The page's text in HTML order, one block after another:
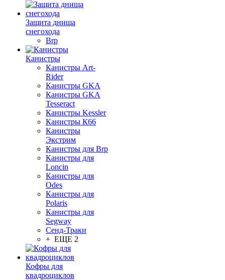
Защита днища
снегохода
Brp
Канистры
Канистры Art-
Rider
Канистры GKA
Канистры GKA
Tesseract
Канистры Kessler
Канистры К66
Канистры
Экстрим
Канистры для Brp
Канистры для
Loncin
Канистры для
Odes
Канистры для
Polaris
Канистры для
Segway
Сенд-Траки
+ ЕЩЕ 2
Кофры для
квадроциклов